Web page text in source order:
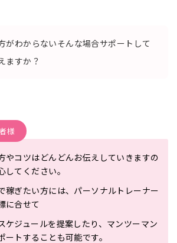
がわからないそんな場合サポートして
ますか？
様
やコツはどんどんお伝えしていきますの
してください。
稼ぎたい方には、パーソナルトレーナー
に合せて
ケジュールを提案したり、マンツーマン
ートすること も可能です。